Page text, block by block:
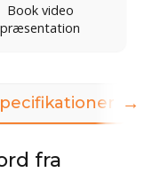
Book video
præsentation
fra
→